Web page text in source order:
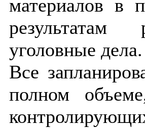
материалов
результатам
уголовные дела.
Все
полном